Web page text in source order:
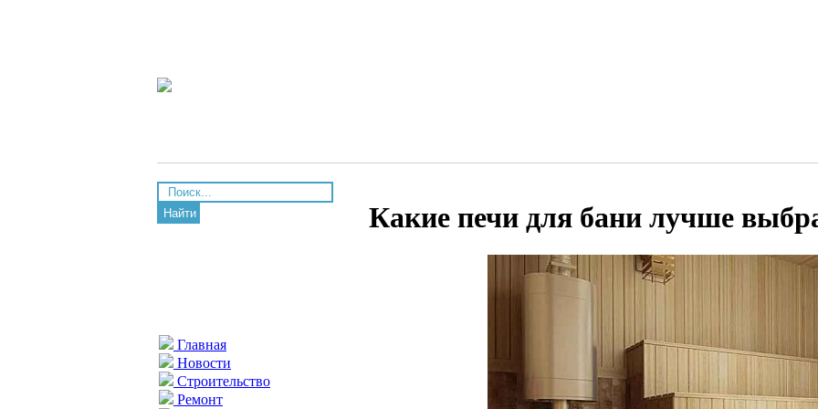
Найти
Главная
Новости
Строительство
Ремонт
Какие печи для бани лучше